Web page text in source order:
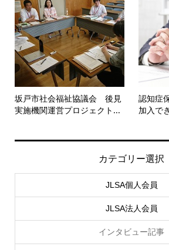
坂戸市社会福祉協議会 後見
実施機関運営プロジェクト...
認知症
加入で
カテゴリー選択
JLSA個人会員
JLSA法人会員
インタビュー記事